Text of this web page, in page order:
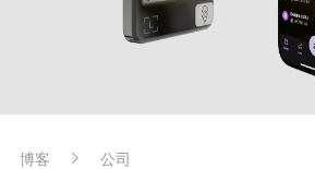
开创行业新标准
博客 公司